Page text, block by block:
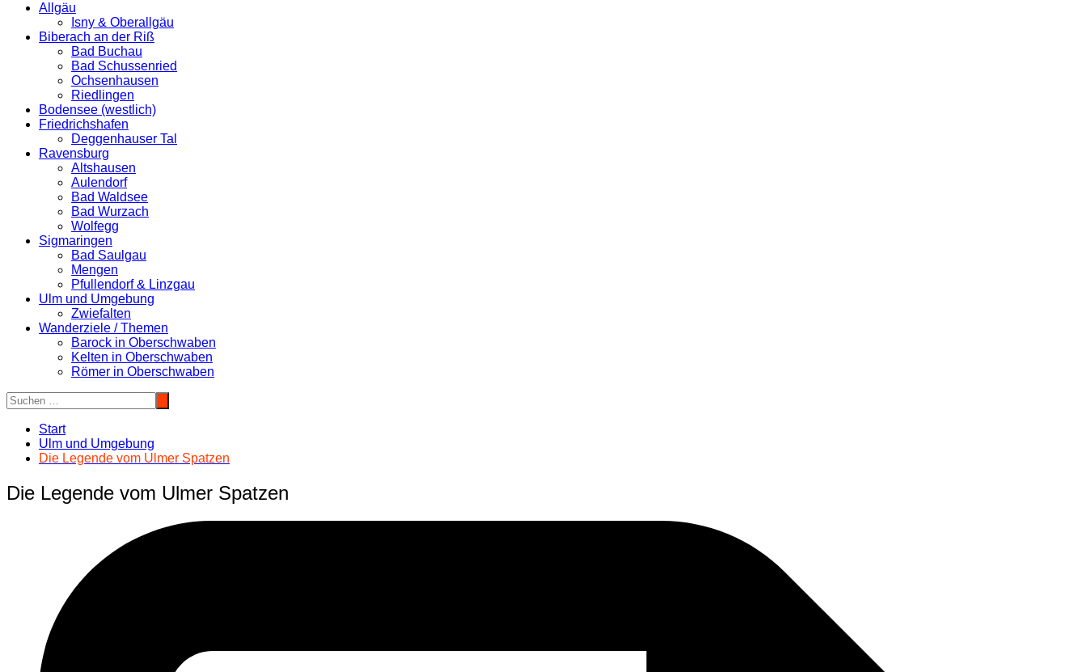
Allgäu
Isny & Oberallgäu
Biberach an der Riß
Bad Buchau
Bad Schussenried
Ochsenhausen
Riedlingen
Bodensee (westlich)
Friedrichshafen
Deggenhauser Tal
Ravensburg
Altshausen
Aulendorf
Bad Waldsee
Bad Wurzach
Wolfegg
Sigmaringen
Bad Saulgau
Mengen
Pfullendorf & Linzgau
Ulm und Umgebung
Zwiefalten
Wanderziele / Themen
Barock in Oberschwaben
Kelten in Oberschwaben
Römer in Oberschwaben
Start
Ulm und Umgebung
Die Legende vom Ulmer Spatzen
Die Legende vom Ulmer Spatzen